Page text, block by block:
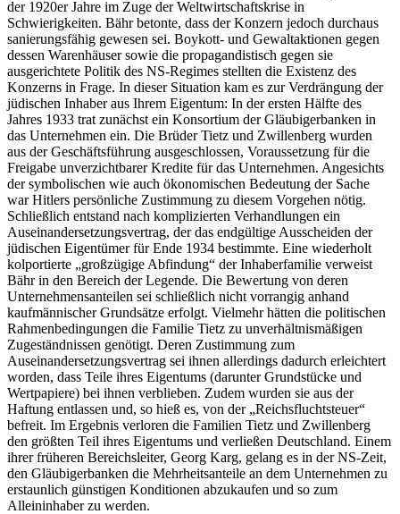
der 1920er Jahre im Zuge der Weltwirtschaftskrise in
Schwierigkeiten. Bähr betonte, dass der Konzern jedoch durchaus
sanierungsfähig gewesen sei. Boykott- und Gewaltaktionen gegen
dessen Warenhäuser sowie die propagandistisch gegen sie
ausgerichtete Politik des NS-Regimes stellten die Existenz des
Konzerns in Frage. In dieser Situation kam es zur Verdrängung der
jüdischen Inhaber aus Ihrem Eigentum: In der ersten Hälfte des
Jahres 1933 trat zunächst ein Konsortium der Gläubigerbanken in
das Unternehmen ein. Die Brüder Tietz und Zwillenberg wurden
aus der Geschäftsführung ausgeschlossen, Voraussetzung für die
Freigabe unverzichtbarer Kredite für das Unternehmen. Angesichts
der symbolischen wie auch ökonomischen Bedeutung der Sache
war Hitlers persönliche Zustimmung zu diesem Vorgehen nötig.
Schließlich entstand nach komplizierten Verhandlungen ein
Auseinandersetzungsvertrag, der das endgültige Ausscheiden der
jüdischen Eigentümer für Ende 1934 bestimmte. Eine wiederholt
kolportierte „großzügige Abfindung“ der Inhaberfamilie verweist
Bähr in den Bereich der Legende. Die Bewertung von deren
Unternehmensanteilen sei schließlich nicht vorrangig anhand
kaufmännischer Grundsätze erfolgt. Vielmehr hätten die politischen
Rahmenbedingungen die Familie Tietz zu unverhältnismäßigen
Zugeständnissen genötigt. Deren Zustimmung zum
Auseinandersetzungsvertrag sei ihnen allerdings dadurch erleichtert
worden, dass Teile ihres Eigentums (darunter Grundstücke und
Wertpapiere) bei ihnen verblieben. Zudem wurden sie aus der
Haftung entlassen und, so hieß es, von der „Reichsfluchtsteuer“
befreit. Im Ergebnis verloren die Familien Tietz und Zwillenberg
den größten Teil ihres Eigentums und verließen Deutschland. Einem
ihrer früheren Bereichsleiter, Georg Karg, gelang es in der NS-Zeit,
den Gläubigerbanken die Mehrheitsanteile an dem Unternehmen zu
erstaunlich günstigen Konditionen abzukaufen und so zum
Alleininhaber zu werden.